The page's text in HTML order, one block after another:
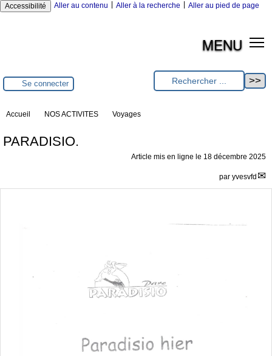
Accessibilité Aller au contenu Aller à la recherche Aller au pied de page
MENU
Se connecter
Accueil NOS ACTIVITES Voyages
PARADISIO.
Article mis en ligne le 18 décembre 2025
par yvesvfd